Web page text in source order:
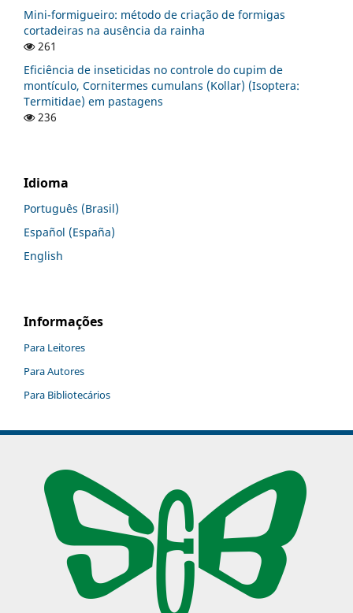
Mini-formigueiro: método de criação de formigas
cortadeiras na ausência da rainha
261
Eficiência de inseticidas no controle do cupim de
montículo, Cornitermes cumulans (Kollar) (Isoptera:
Termitidae) em pastagens
236
Idioma
Português (Brasil)
Español (España)
English
Informações
Para Leitores
Para Autores
Para Bibliotecários